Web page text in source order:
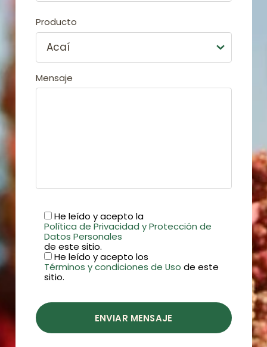
Producto
Mensaje
He leído y acepto la
Política de Privacidad y Protección de
Datos Personales
de este sitio.
He leído y acepto los
Términos y condiciones de Uso de este
sitio.
ENVIAR MENSAJE